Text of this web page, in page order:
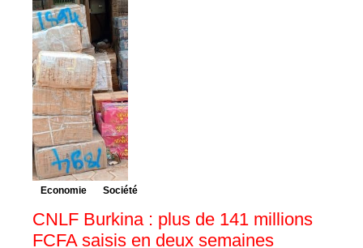
Economie Société
CNLF Burkina : plus de 141 millions
FCFA saisis en deux semaines